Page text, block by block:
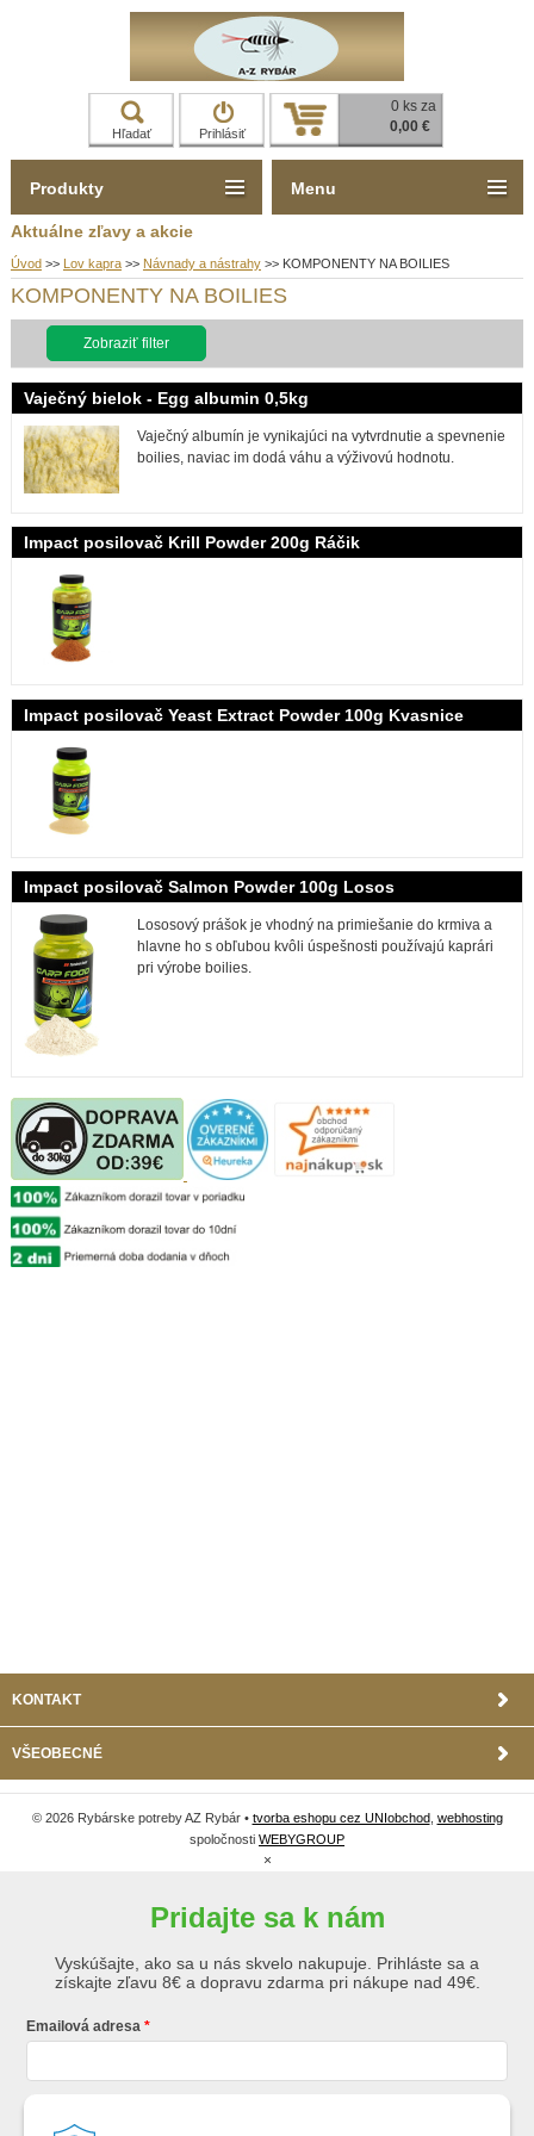
Hľadať Prihlásiť
0 ks za
0,00 €
Aktuálne zľavy a akcie
Úvod >> Lov kapra >> Návnady a nástrahy >> KOMPONENTY NA BOILIES
KOMPONENTY NA BOILIES
Zobraziť filter
Vaječný bielok - Egg albumin 0,5kg
Vaječný albumín je vynikajúci na vytvrdnutie a spevnenie
boilies, naviac im dodá váhu a výživovú hodnotu.
Impact posilovač Krill Powder 200g Ráčik
Impact posilovač Yeast Extract Powder 100g Kvasnice
Impact posilovač Salmon Powder 100g Losos
Lososový prášok je vhodný na primiešanie do krmiva a
hlavne ho s obľubou kvôli úspešnosti používajú kaprári
pri výrobe boilies.
Produkty
KONTAKT
VŠEOBECNÉ
© 2026 Rybárske potreby AZ Rybár • tvorba eshopu cez UNIobchod, webhosting
spoločnosti WEBYGROUP
Menu
×
Pridajte sa k nám
Vyskúšajte, ako sa u nás skvelo nakupuje. Prihláste sa a
získajte zľavu 8€ a dopravu zdarma pri nákupe nad 49€.
Emailová adresa